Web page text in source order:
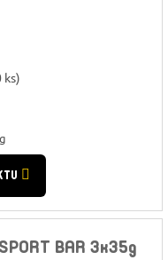
ks)
BAR 3x35g